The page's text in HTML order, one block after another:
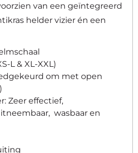
van een geïntegreerd
helder vizier én een
L & XL-XXL)
om met open
Zeer effectief,
wasbaar en